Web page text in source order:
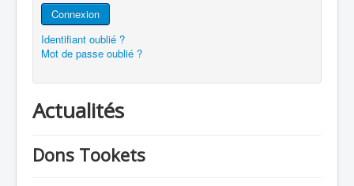
Connexion
Identifiant oublié ?
Mot de passe oublié ?
Actualités
Dons Tookets